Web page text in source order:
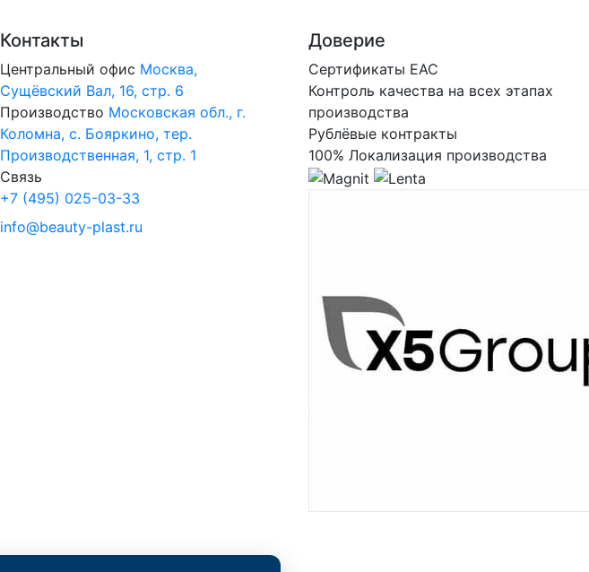
Контакты
Центральный офис Москва,
Сущёвский Вал, 16, стр. 6
Производство Московская обл., г.
Коломна, с. Бояркино, тер.
Производственная, 1, стр. 1
Связь
+7 (495) 025-03-33
info@beauty-plast.ru
Доверие
Сертификаты ЕАС
Контроль качества на всех этапах
производства
Рублёвые контракты
100% Локализация производства